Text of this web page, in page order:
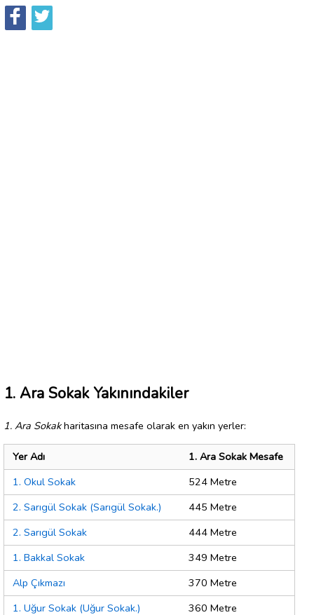
1. Ara Sokak Yakınındakiler
1. Ara Sokakharitasına mesafe olarak en yakın yerler:
Yer Adı
1. Ara Sokak Mesafe
1. Okul Sokak
524 Metre
2. Sarıgül Sokak (Sarıgül Sokak.)
445 Metre
2. Sarıgül Sokak
444 Metre
1. Bakkal Sokak
349 Metre
Alp Çıkmazı
370 Metre
1. Uğur Sokak (Uğur Sokak.)
360 Metre